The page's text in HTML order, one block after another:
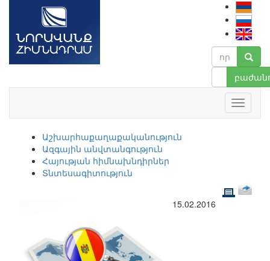
Աշխարհաքաղաքականություն
Ազգային անվտանգություն
Հայության հիմնախնդիրներ
Տնտեսագիտություն
15.02.2016